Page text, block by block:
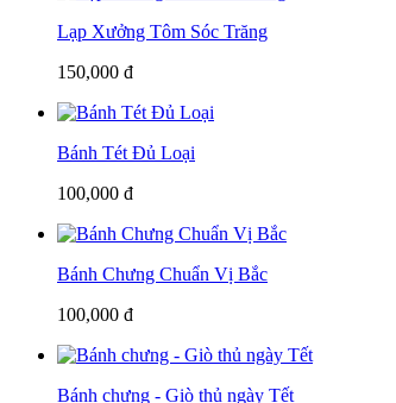
Lạp Xưởng Tôm Sóc Trăng
150,000 đ
Bánh Tét Đủ Loại
100,000 đ
Bánh Chưng Chuẩn Vị Bắc
100,000 đ
Bánh chưng - Giò thủ ngày Tết